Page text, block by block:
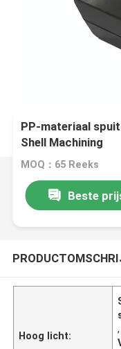
PP-materiaal
Shell Machining
MOQ：65 Reeks
Beste
Hoog licht:
,